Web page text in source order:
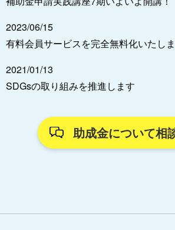
2023/06/15
有料会員サービスを完全無料化いたしま
2021/01/13
SDGsの取り組みを推進します
助成金について相